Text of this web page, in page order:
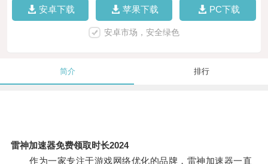
安卓下载 苹果下载 PC下载
安卓市场，安全绿色
简介 排行
雷神加速器免费领取时长2024
作为一家专注于游戏网络优化的品牌，雷神加速器一直